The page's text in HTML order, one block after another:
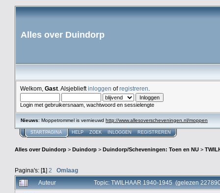
Alles over Duindorp
Welkom, Gast . Alsjeblieftinloggen ofregistreren
Login met gebruikersnaam, wachtwoord en sessielengte
Nieuws: Moppetrommel is vernieuwd http://www.allesoverscheveningen.nl/moppen
STARTPAGINA HELP ZOEK INLOGGEN REGISTREREN
Alles over Duindorp > Duindorp > Duindorp/Scheveningen: Toen en NU >
Pagina's: [1] 2
Omlaag
Auteur
Topic: TWILHAAR 1940-1945 (gelezen